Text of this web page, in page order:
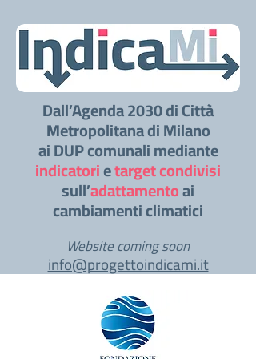
Dall’Agenda 2030 di Città
Metropolitana di Milano
ai DUP comunali mediante
indicatorietarget condivisi
sull’adattamentoai
cambiamenti climatici
Website coming soon
info@progettoindicami.it